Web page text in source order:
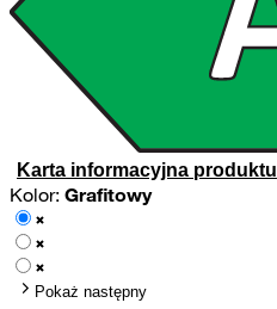
Karta informacyjna produktu
Kolor: Grafitowy
Pokaż następny